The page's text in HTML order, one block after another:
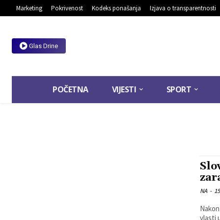
Marketing Pokrivenost Kodeks ponašanja Izjava o transparentnosti
Glas Drine
POČETNA VIJESTI SPORT
NA -
vlasti